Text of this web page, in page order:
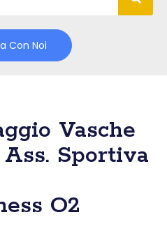
Con Noi
Vasche
Sportiva
O2